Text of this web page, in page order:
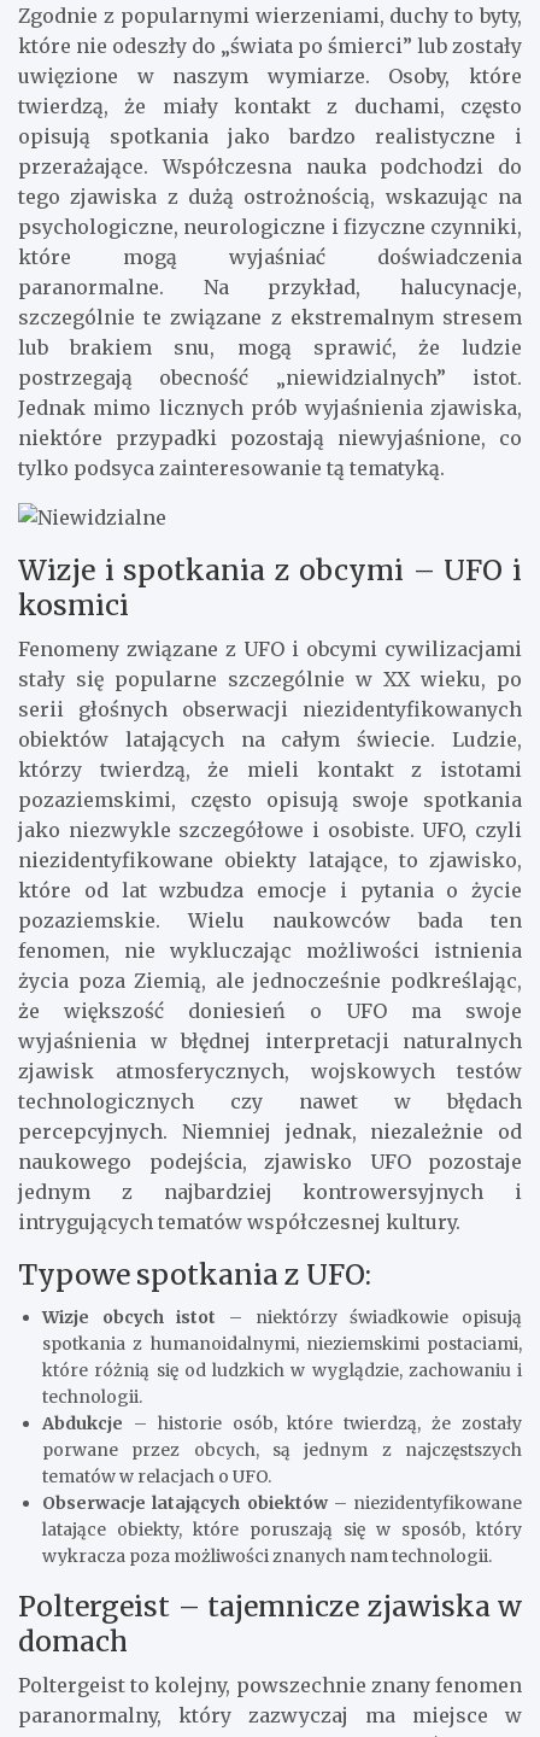
Zgodnie z popularnymi wierzeniami, duchy to byty,
które nie odeszły do „świata po śmierci” lub zostały
uwięzione w naszym wymiarze. Osoby, które
twierdzą, że miały kontakt z duchami, często
opisują spotkania jako bardzo realistyczne i
przerażające. Współczesna nauka podchodzi do
tego zjawiska z dużą ostrożnością, wskazując na
psychologiczne, neurologiczne i fizyczne czynniki,
które mogą wyjaśniać doświadczenia
paranormalne. Na przykład, halucynacje,
szczególnie te związane z ekstremalnym stresem
lub brakiem snu, mogą sprawić, że ludzie
postrzegają obecność „niewidzialnych” istot.
Jednak mimo licznych prób wyjaśnienia zjawiska,
niektóre przypadki pozostają niewyjaśnione, co
tylko podsyca zainteresowanie tą tematyką.
Wizje i spotkania z obcymi – UFO i
kosmici
Fenomeny związane z UFO i obcymi cywilizacjami
stały się popularne szczególnie w XX wieku, po
serii głośnych obserwacji niezidentyfikowanych
obiektów latających na całym świecie. Ludzie,
którzy twierdzą, że mieli kontakt z istotami
pozaziemskimi, często opisują swoje spotkania
jako niezwykle szczegółowe i osobiste. UFO, czyli
niezidentyfikowane obiekty latające, to zjawisko,
które od lat wzbudza emocje i pytania o życie
pozaziemskie. Wielu naukowców bada ten
fenomen, nie wykluczając możliwości istnienia
życia poza Ziemią, ale jednocześnie podkreślając,
że większość doniesień o UFO ma swoje
wyjaśnienia w błędnej interpretacji naturalnych
zjawisk atmosferycznych, wojskowych testów
technologicznych czy nawet w błędach
percepcyjnych. Niemniej jednak, niezależnie od
naukowego podejścia, zjawisko UFO pozostaje
jednym z najbardziej kontrowersyjnych i
intrygujących tematów współczesnej kultury.
Typowe spotkania z UFO:
Wizje obcych istot – niektórzy świadkowie opisują
spotkania z humanoidalnymi, nieziemskimi postaciami,
które różnią się od ludzkich w wyglądzie, zachowaniu i
technologii.
Abdukcje – historie osób, które twierdzą, że zostały
porwane przez obcych, są jednym z najczęstszych
tematów w relacjach o UFO.
Obserwacje latających obiektów– niezidentyfikowane
latające obiekty, które poruszają się w sposób, który
wykracza poza możliwości znanych nam technologii.
Poltergeist – tajemnicze zjawiska w
domach
Poltergeist to kolejny, powszechnie znany fenomen
paranormalny, który zazwyczaj ma miejsce w